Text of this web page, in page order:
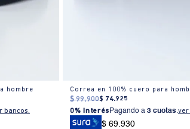
hombre
bancos.
Correa en 100% cuero para
$ 99.900$ 74.925
0% Interés Pagando a3 cuotas.ver
$ 69.930